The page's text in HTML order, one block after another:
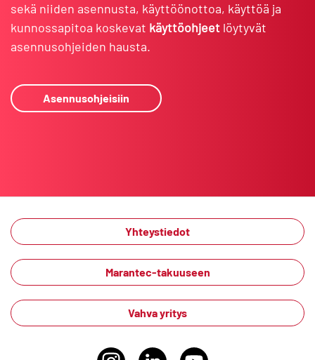
sekä niiden asennusta, käyttöönottoa, käyttöä ja
kunnossapitoa koskevat käyttöohjeet löytyvät
asennusohjeiden hausta.
Asennusohjeisiin
Yhteystiedot
Marantec-takuuseen
Vahva yritys